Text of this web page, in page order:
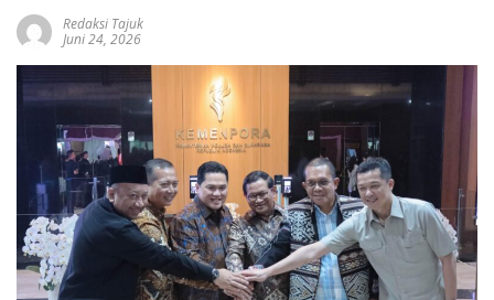
Redaksi Tajuk
Juni 24, 2026